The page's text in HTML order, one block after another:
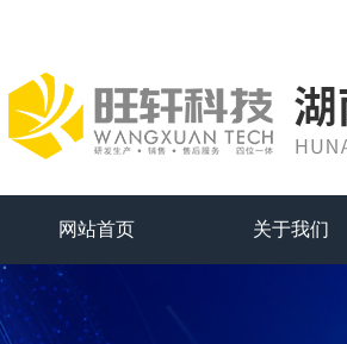
网站首页 关于我们